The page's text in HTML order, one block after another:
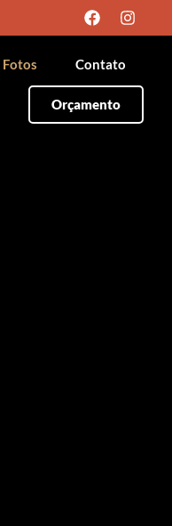
Fotos Contato
Orçamento